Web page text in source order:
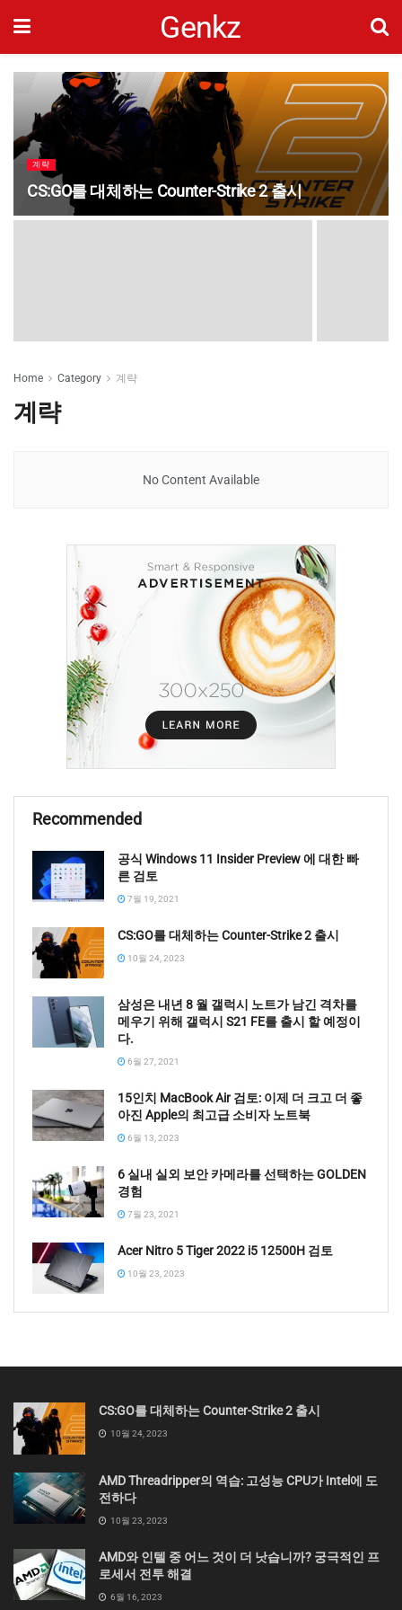
Genkz
계략
CS:GO를 대체하는 Counter-Strike 2 출시
Home Category 계략
계략
No Content Available
Recommended
공식 Windows 11 Insider Preview 에 대한 빠
른 검토
7월 19, 2021
CS:GO를 대체하는 Counter-Strike 2 출시
10월 24, 2023
삼성은 내년 8 월 갤럭시 노트가 남긴 격차를
메우기 위해 갤럭시 S21 FE를 출시 할 예정이
다.
6월 27, 2021
15인치 MacBook Air 검토: 이제 더 크고 더 좋
아진 Apple의 최고급 소비자 노트북
6월 13, 2023
6 실내 실외 보안 카메라를 선택하는 GOLDEN
경험
7월 23, 2021
Acer Nitro 5 Tiger 2022 i5 12500H 검토
10월 23, 2023
CS:GO를 대체하는 Counter-Strike 2 출시
10월 24, 2023
AMD Threadripper의 역습: 고성능 CPU가 Intel에 도
전하다
10월 23, 2023
AMD와 인텔 중 어느 것이 더 낫습니까? 궁극적인 프
로세서 전투 해결
6월 16, 2023